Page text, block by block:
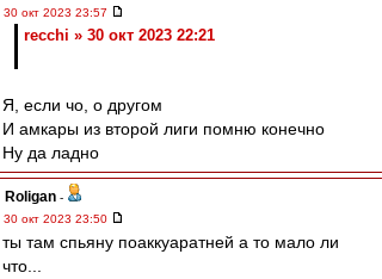
30 окт 2023 23:57
recchi » 30 окт 2023 22:21
Я, если чо, о другом
И амкары из второй лиги помню конечно
Ну да ладно
Roligan -
30 окт 2023 23:50
ты там спьяну поаккуаратней а то мало ли
что...